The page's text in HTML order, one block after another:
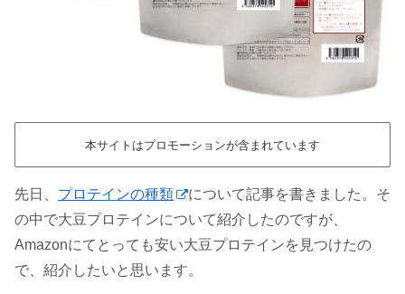
本サイトはプロモーションが含まれています
先日、 プロテインの種類
について記事を書きました。そ
の中で大豆プロテインについて紹介したのですが、
Amazonにてとっても安い大豆プロテインを見つけたの
で、紹介したいと思います。